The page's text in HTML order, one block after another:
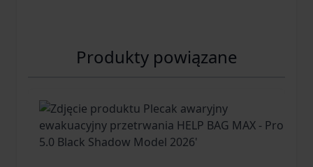
Produkty powiązane